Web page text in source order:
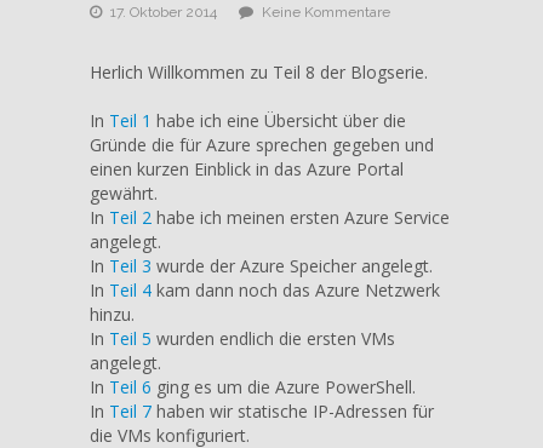
17. Oktober 2014 Keine Kommentarezu
Windows
(Teil
8/8)
–
Active
Herlich Willkommen zu Teil 8 der Blogserie.
In Teil 1 habe ich eine Übersicht über die
Gründe die für Azure sprechen gegeben und
einen kurzen Einblick in das Azure Portal
gewährt.
In Teil 2 habe ich meinen ersten Azure Service
angelegt.
In Teil 3 wurde der Azure Speicher angelegt.
In Teil 4 kam dann noch das Azure Netzwerk
hinzu.
In Teil 5 wurden endlich die ersten VMs
angelegt.
In Teil 6 ging es um die Azure PowerShell.
In Teil 7 haben wir statische IP-Adressen für
die VMs konfiguriert.